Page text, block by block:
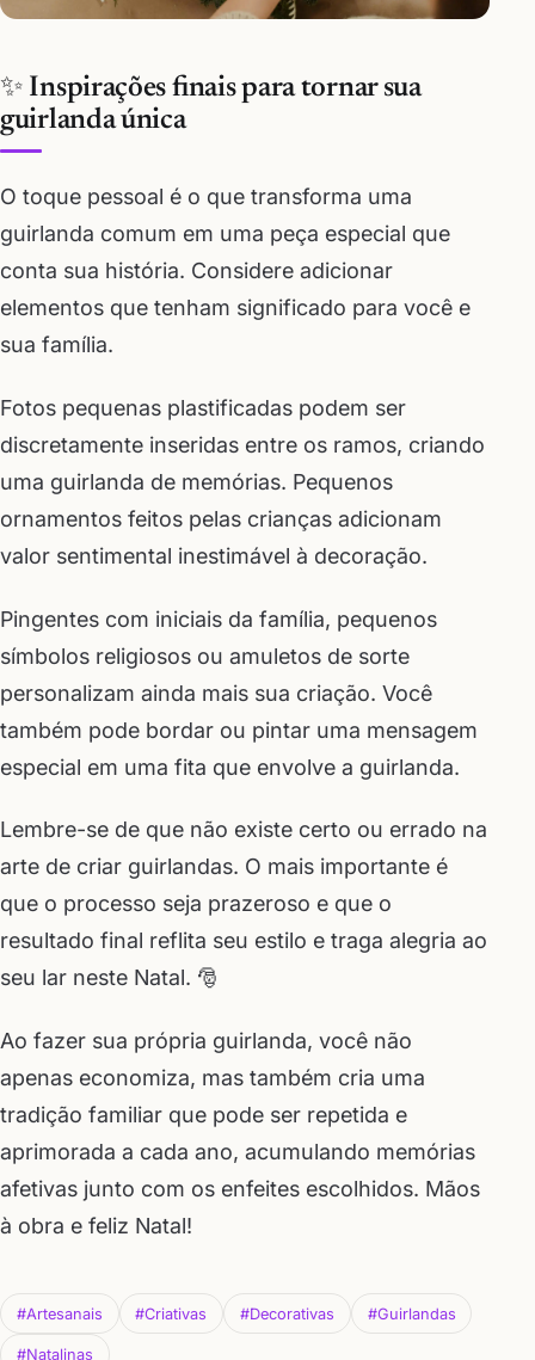
✨ Inspirações finais para tornar sua
guirlanda única
O toque pessoal é o que transforma uma
guirlanda comum em uma peça especial que
conta sua história. Considere adicionar
elementos que tenham significado para você e
sua família.
Fotos pequenas plastificadas podem ser
discretamente inseridas entre os ramos, criando
uma guirlanda de memórias. Pequenos
ornamentos feitos pelas crianças adicionam
valor sentimental inestimável à decoração.
Pingentes com iniciais da família, pequenos
símbolos religiosos ou amuletos de sorte
personalizam ainda mais sua criação. Você
também pode bordar ou pintar uma mensagem
especial em uma fita que envolve a guirlanda.
Lembre-se de que não existe certo ou errado na
arte de criar guirlandas. O mais importante é
que o processo seja prazeroso e que o
resultado final reflita seu estilo e traga alegria ao
seu lar neste Natal. 🎅
Ao fazer sua própria guirlanda, você não
apenas economiza, mas também cria uma
tradição familiar que pode ser repetida e
aprimorada a cada ano, acumulando memórias
afetivas junto com os enfeites escolhidos. Mãos
à obra e feliz Natal!
#Artesanais #Criativas #Decorativas #Guirlandas
#Natalinas